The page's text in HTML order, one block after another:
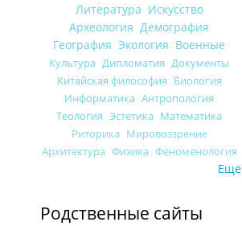
Литература Искусство
Археология Демография
География Экология Военные
Культура Дипломатия Документы
Китайская философия Биология
Информатика Антропология
Теология Эстетика Математика
Риторика Мировоззрение
Архитектура Физика Феноменология
Еще
Родственные сайты